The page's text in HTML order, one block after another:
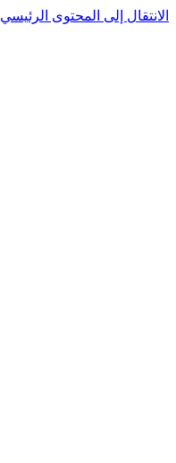
الانتقال إلى المحتوى الرئيسي